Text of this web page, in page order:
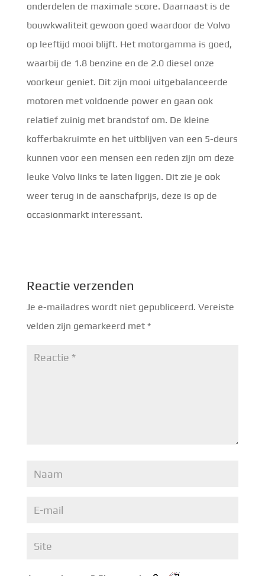
onderdelen de maximale score. Daarnaast is de
bouwkwaliteit gewoon goed waardoor de Volvo
op leeftijd mooi blijft. Het motorgamma is goed,
waarbij de 1.8 benzine en de 2.0 diesel onze
voorkeur geniet. Dit zijn mooi uitgebalanceerde
motoren met voldoende power en gaan ook
relatief zuinig met brandstof om. De kleine
kofferbakruimte en het uitblijven van een 5-deurs
kunnen voor een mensen een reden zijn om deze
leuke Volvo links te laten liggen. Dit zie je ook
weer terug in de aanschafprijs, deze is op de
occasionmarkt interessant.
Reactie verzenden
Je e-mailadres wordt niet gepubliceerd. Vereiste
velden zijn gemarkeerd met *